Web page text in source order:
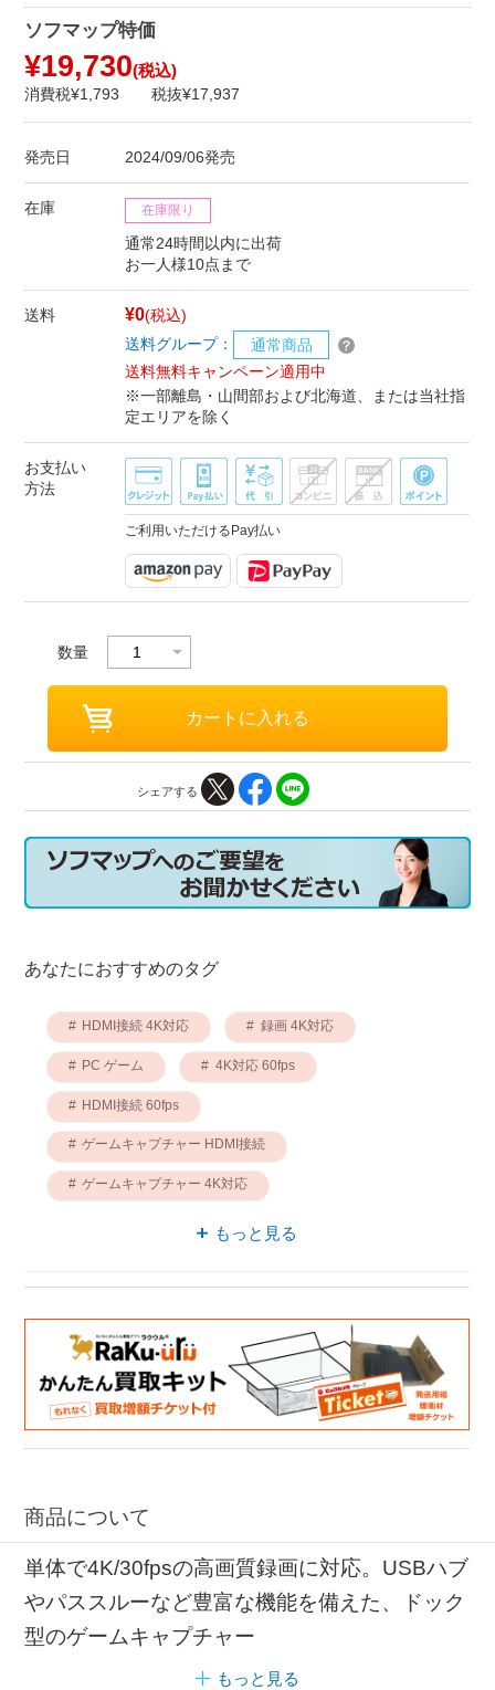
ソフマップ特価
¥19,730(税込)
消費税¥1,793 税抜¥17,937
発売日 2024/09/06発売
在庫 在庫限り
通常24時間以内に出荷
お一人様10点まで
送料 ¥0(税込)
送料グループ：
通常商品
送料無料キャンペーン適用中
※一部離島・山間部および北海道、または当社指
定エリアを除く
お支払い
方法
ご利用いただけるPay払い
数量
シェアする
あなたにおすすめのタグ
HDMI接続 4K対応 録画 4K対応
PC ゲーム 4K対応 60fps
HDMI接続 60fps
ゲームキャプチャー HDMI接続
ゲームキャプチャー 4K対応
もっと見る
商品について
単体で4K/30fpsの高画質録画に対応。USBハブ
やパススルーなど豊富な機能を備えた、ドック
型のゲームキャプチャー
もっと見る